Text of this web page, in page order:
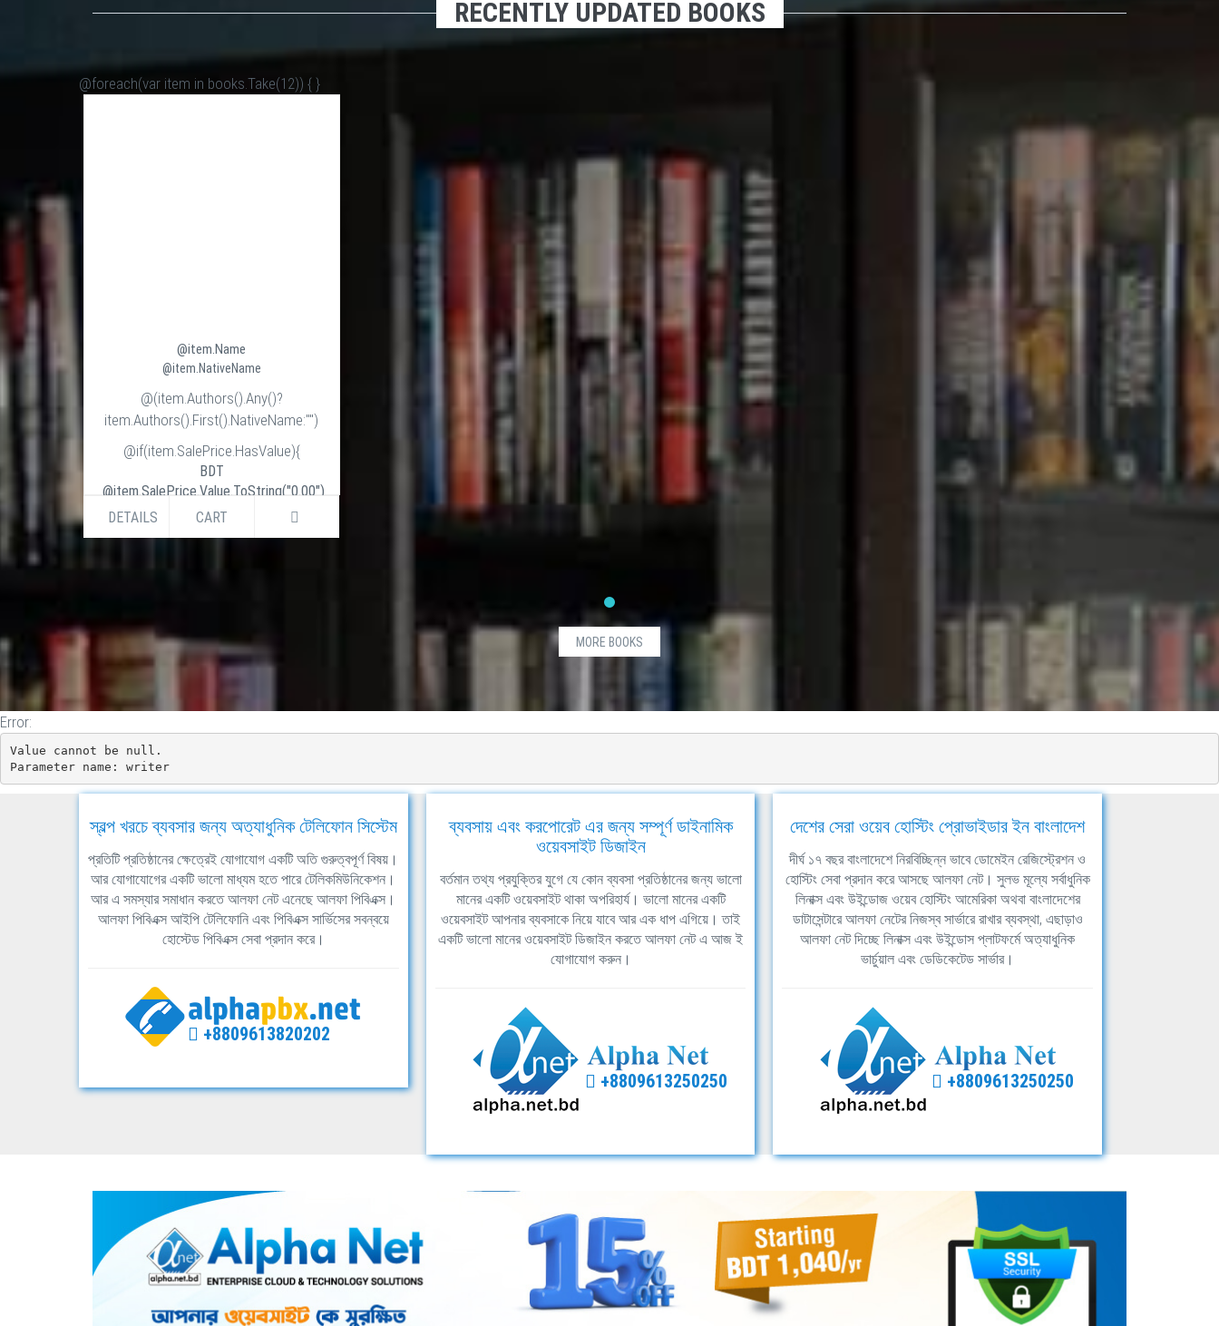
RECENTLY UPDATED BOOKS
@foreach(var item in books.Take(12)) { }
@item.Name
@item.NativeName
@(item.Authors().Any()?
item.Authors().First().NativeName:"")
@if(item.SalePrice.HasValue){
BDT
@item.SalePrice.Value.ToString("0.00")
BDT
DETAILS CART
MORE BOOKS
Error:
Value cannot be null.
Parameter name: writer
স্বল্প খরচে ব্যবসার জন্য অত্যাধুনিক টেলিফোন সিস্টেম
প্রতিটি প্রতিষ্ঠানের ক্ষেত্রেই যোগাযোগ একটি অতি গুরুত্বপূর্ণ বিষয়।
আর যোগাযোগের একটি ভালো মাধ্যম হতে পারে টেলিকমিউনিকেশন।
আর এ সমস্যার সমাধান করতে আলফা নেট এনেছে আলফা পিবিএক্স।
আলফা পিবিএক্স আইপি টেলিফোনি এবং পিবিএক্স সার্ভিসের সবন্বয়ে
হোস্টেড পিবিএক্স সেবা প্রদান করে।
+8809613820202
ব্যবসায় এবং করপোরেট এর জন্য সম্পূর্ণ ডাইনামিক
ওয়েবসাইট ডিজাইন
বর্তমান তথ্য প্রযুক্তির যুগে যে কোন ব্যবসা প্রতিষ্ঠানের জন্য ভালো
মানের একটি ওয়েবসাইট থাকা অপরিহার্য। ভালো মানের একটি
ওয়েবসাইট আপনার ব্যবসাকে নিয়ে যাবে আর এক ধাপ এগিয়ে। তাই
একটি ভালো মানের ওয়েবসাইট ডিজাইন করতে আলফা নেট এ আজ ই
যোগাযোগ করুন।
+8809613250250
দেশের সেরা ওয়েব হোস্টিং প্রোভাইডার ইন বাংলাদেশ
দীর্ঘ ১৭ বছর বাংলাদেশে নিরবিচ্ছিন্ন ভাবে ডোমেইন রেজিস্ট্রেশন ও
হোস্টিং সেবা প্রদান করে আসছে আলফা নেট। সুলভ মূল্যে সর্বাধুনিক
লিনাক্স এবং উইন্ডোজ ওয়েব হোস্টিং আমেরিকা অথবা বাংলাদেশের
ডাটাসেন্টারে আলফা নেটের নিজস্ব সার্ভারে রাখার ব্যবস্থা, এছাড়াও
আলফা নেট দিচ্ছে লিনাক্স এবং উইন্ডোস প্লাটফর্মে অত্যাধুনিক
ভার্চুয়াল এবং ডেডিকেটেড সার্ভার।
+8809613250250